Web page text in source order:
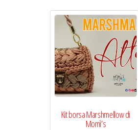
Kit borsa Marshmellow di
Momì’s